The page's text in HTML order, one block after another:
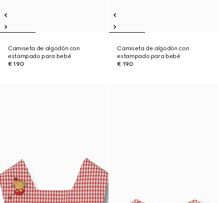
Camiseta de algodón con
estampado para bebé
€ 190
Camiseta de algodón con
estampado para bebé
€ 190